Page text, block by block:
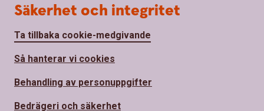
Säkerhet och integritet
Ta tillbaka cookie-medgivande
Så hanterar vi cookies
Behandling av personuppgifter
Bedrägeri och säkerhet